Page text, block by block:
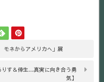
ネからアメリカへ」展
す＆倖生…真実に向き合う勇
気】